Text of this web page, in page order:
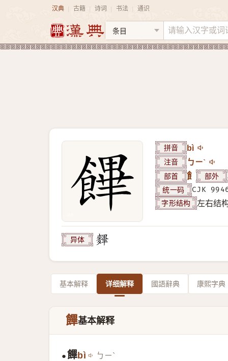
汉典 古籍 诗词 书法 通识
拼音 bì
注音 ㄅㄧˋ
部首 飠 部外
统一码 CJK
字形结构 左右结
异体
基本解释 详细解释 國語辭典 康熙字典
饆基本解释
● 饆bì ㄅㄧˋ